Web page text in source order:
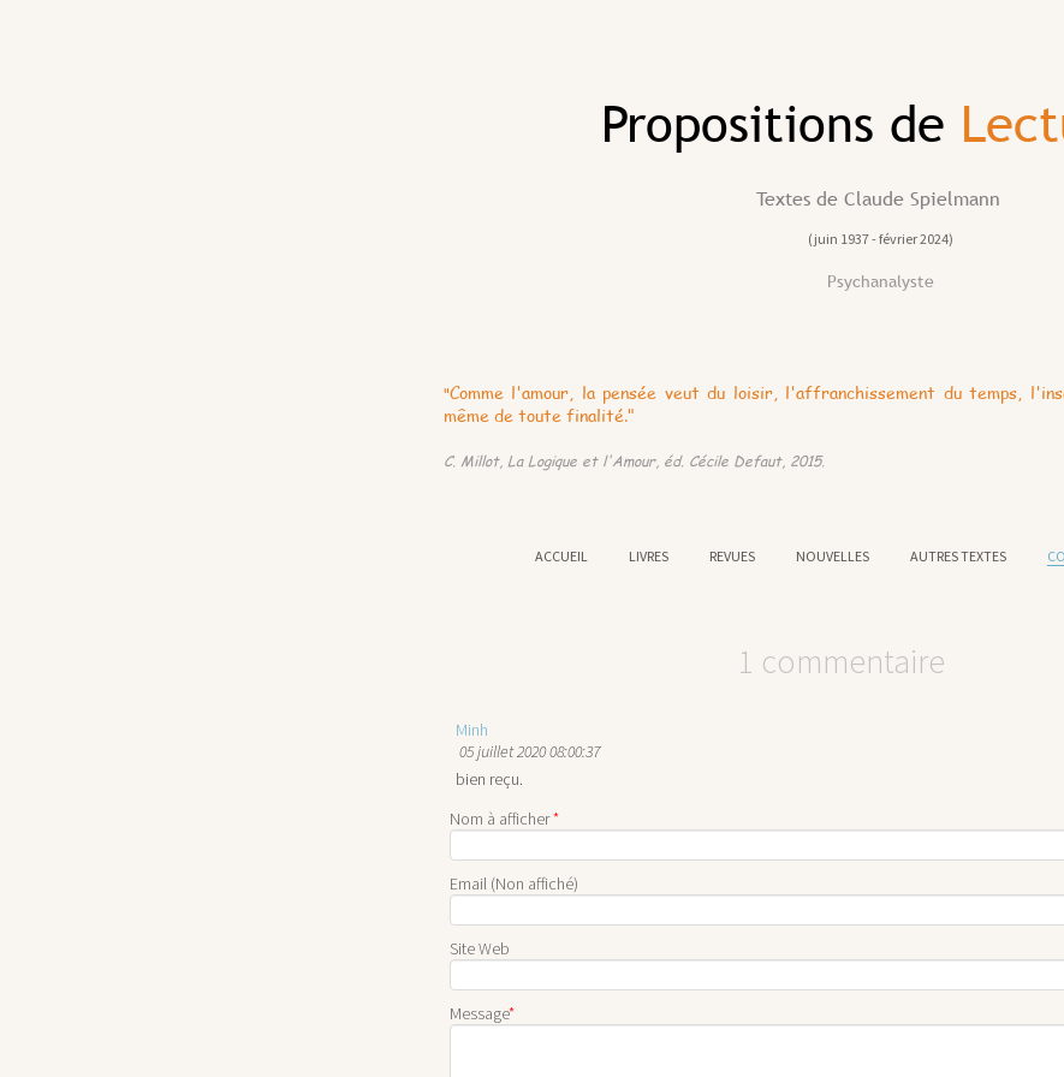
Propositions de
Textes de Claude Spielmann
ACCUEIL LIVRES REVUES NOUVELLES AUTRES TEXTES
"Comme l'amour, la pensée veut du loisir, l'affranchissement du temps,
même de toute finalité."
C. Millot, La Logique et l'Amour, éd. Cécile Defaut, 2015.
Psychanalyste
(juin 1937 - février 2024)
1 commentaire
Minh
05 juillet 2020 08:00:37
bien reçu.
Nom à afficher*
Email (Non affiché)
Site Web
Message*